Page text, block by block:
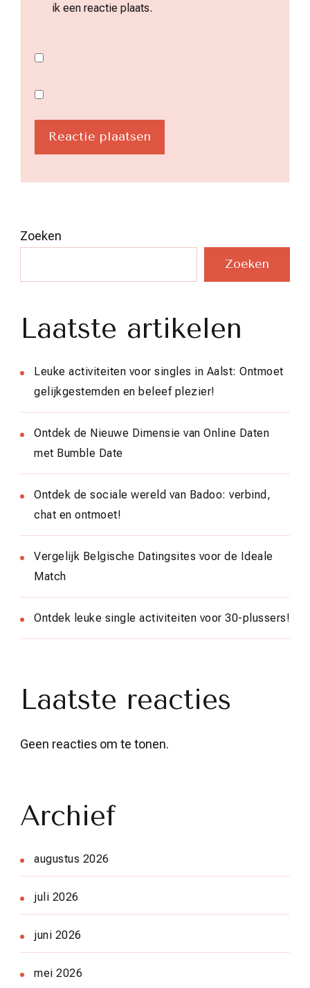
ik een reactie plaats.
Zoeken
Zoeken
Laatste artikelen
Leuke activiteiten voor singles in Aalst: Ontmoet
gelijkgestemden en beleef plezier!
Ontdek de Nieuwe Dimensie van Online Daten
met Bumble Date
Ontdek de sociale wereld van Badoo: verbind,
chat en ontmoet!
Vergelijk Belgische Datingsites voor de Ideale
Match
Ontdek leuke single activiteiten voor 30-plussers!
Laatste reacties
Geen reacties om te tonen.
Archief
augustus 2026
juli 2026
juni 2026
mei 2026